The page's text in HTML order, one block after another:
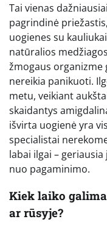
Tai vienas
pagrindinė
uogienes su
natūralios
žmogaus organizme
nereikia panikuoti.
metu, veikiant
skaidantys
išvirta uogienė yra
specialistai
labai ilgai –
nuo pagaminimo.
Kiek laiko
ar rūsyje?